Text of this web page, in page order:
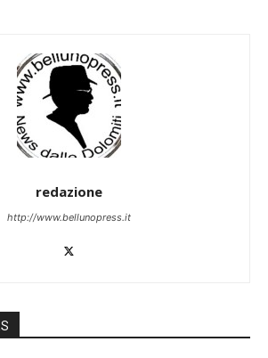
redazione
http://www.bellunopress.it